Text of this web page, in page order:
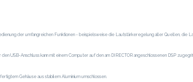
der umfangreichen Funktionen - beispielsweise die Lautstärkeregelung aller Quellen,
USB-Anschluss kann mit einem Computer auf den am DIRECTOR angeschlossenen DSP
Gehäuse aus stabilem Aluminium umschlossen.